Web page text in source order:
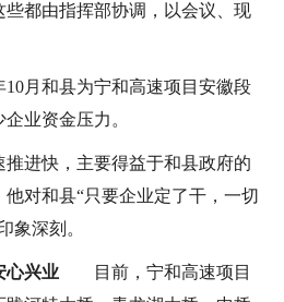
些都由指挥部协调，以会议、现
月和县为宁和高速项目安徽段
业资金压力。
进快，主要得益于和县政府的
对和县“只要企业定了干，一切
象深刻。
兴业目前，宁和高速项目